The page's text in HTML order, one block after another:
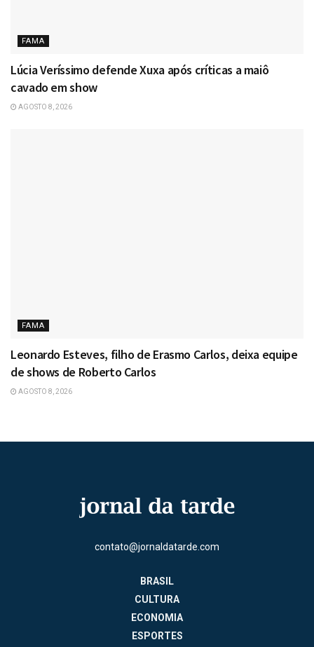
FAMA
Lúcia Veríssimo defende Xuxa após críticas a maiô
cavado em show
AGOSTO 8, 2026
FAMA
Leonardo Esteves, filho de Erasmo Carlos, deixa equipe
de shows de Roberto Carlos
AGOSTO 8, 2026
contato@jornaldatarde.com
BRASIL
CULTURA
ECONOMIA
ESPORTES